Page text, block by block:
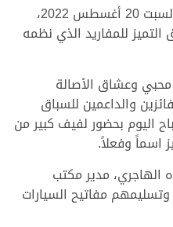
اختتمت بالشحانية، صباح اليوم السبت 20 أغسطس 2022،
للمفاريد الذي نظمه
وعشاق الأصالة
والداعمين للسباق
اليوم بحضور لفيف كبير من
اسماً وفعلاً.
الهاجري، مدير مكتب
وتسليمهم مفاتيح السيارات